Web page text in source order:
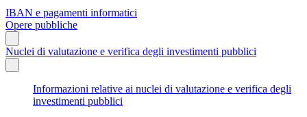
IBAN e pagamenti informatici
Opere pubbliche
Nuclei di valutazione e verifica degli investimenti pubblici
Informazioni relative ai nuclei di valutazione e verifica degli
investimenti pubblici